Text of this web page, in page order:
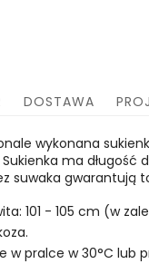
DOSTAWA
wykonana
ma
suwaka gwarantują
101 - 105 cm (w
w pralce w 30°C lub